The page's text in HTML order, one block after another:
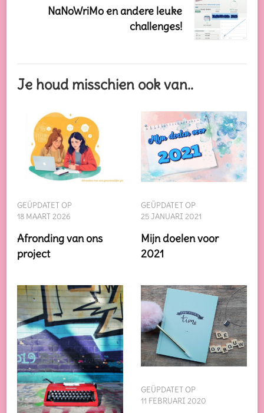
NaNoWriMo en andere leuke
challenges!
Je houd misschien ook van..
GEÜPDATET OP
18 MAART 2026
Afronding van ons
project
GEÜPDATET OP
25 JANUARI 2021
Mijn doelen voor
2021
GEÜPDATET OP
11 FEBRUARI 2020